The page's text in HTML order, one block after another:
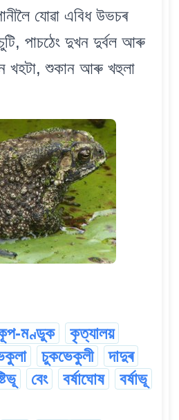
যোৱা এবিধ উভচৰ
পাচঠেং দুখন দুৰ্বল আৰু
খহটা, শুকান আৰু খহুলা
মণ্ডুক
কৃত্যালয়
চুকভেকুলী
দাদুৰ
বেং বৰ্ষাঘোষ
বৰ্ষাভূ